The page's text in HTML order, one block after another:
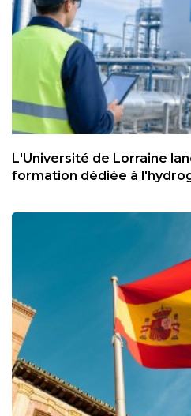
L'Université de Lorraine
formation dédiée à